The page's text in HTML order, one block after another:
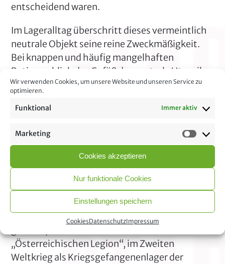
Wir verwenden Cookies, um unsere Website und unseren Service zu
optimieren.
Funktional Immer aktiv
Marketing
Cookies akzeptieren
Nur funktionale Cookies
Einstellungen speichern
CookiesDatenschutzImpressum
entscheidend waren.
Im Lageralltag überschritt dieses vermeintlich
neutrale Objekt seine reine Zweckmäßigkeit.
Bei knappen und häufig mangelhaften
Rationen blieb das Gefäß das zentrale Utensil
der Essensaufnahme – und damit ein Symbol
für Überleben, Selbstbehauptung und minimale
Autonomie. Viele überlieferte Stücke zeigen
Reparaturen, Tauschvorgänge und
individuelle
mit Namen oder Zeichen verleihen
dem standardisierten Gegenstand persönliche
Die Standortbiografie des Stadtwaldlagers
rahmt das Objekt historisch ein. Seit 1935
„Österreichischen Legion“, im Zweiten
Weltkrieg als Kriegsgefangenenlager der